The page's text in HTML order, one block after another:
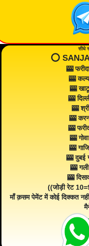
सीधे
⭕️
🎰
🎰
🎰
🎰
🎰
🎰
🎰
🎰
🎰
🎰 दुबई
🎰
🎰
((जोड़ी रेट
माँ क़सम पेमेंट में कोई दिक्कत